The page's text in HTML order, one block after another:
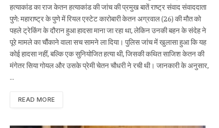
हत्याकांड का राज केतन हत्याकांड की जांच की प्रमुख बातें राष्ट्र संवाद संवाददाता
पुणे: महाराष्ट्र के पुणे में रियल एस्टेट कारोबारी केतन अग्रवाल (26) की मौत को
पहले ट्रेकिंग के दौरान हुआ हादसा माना जा रहा था, लेकिन उनकी बहन के संदेह ने
पूरे मामले का चौंकाने वाला सच सामने ला दिया। पुलिस जांच में खुलासा हुआ कि यह
कोई हादसा नहीं, बल्कि एक सुनियोजित हत्या थी, जिसकी कथित साजिश केतन की
मंगेतर सिया गोयल और उसके प्रेमी चेतन चौधरी ने रची थी। जानकारी के अनुसार,
READ MORE